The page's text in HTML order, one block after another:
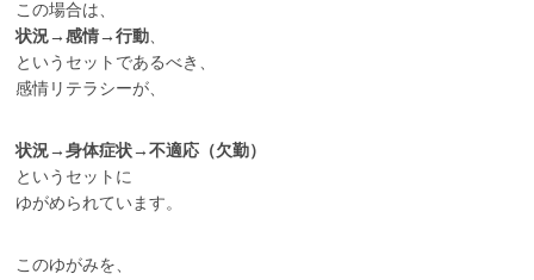
この場合は、
状況→感情→行動
というセットであるべき、
感情リテラシーが、
状況→身体症状→不適応（欠勤）
というセットに
ゆがめられています。
このゆがみを、